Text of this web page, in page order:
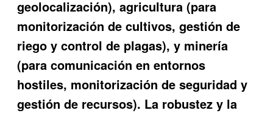
geolocalización), agricultura (para
monitorización de cultivos, gestión de
riego y control de plagas), y minería
(para comunicación en entornos
hostiles, monitorización de seguridad y
gestión de recursos). La robustez y la